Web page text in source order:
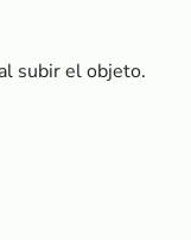
subir el objeto.